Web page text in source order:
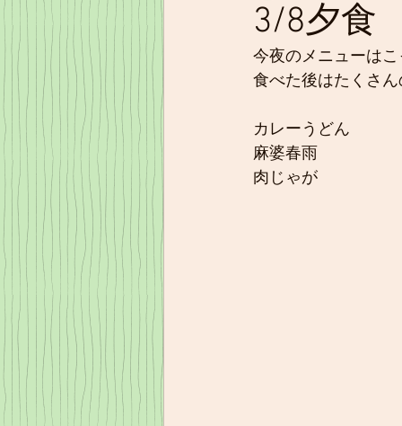
3/8夕食
今夜のメニューは
食べた後はたくさ
カレーうどん
麻婆春雨
肉じゃが